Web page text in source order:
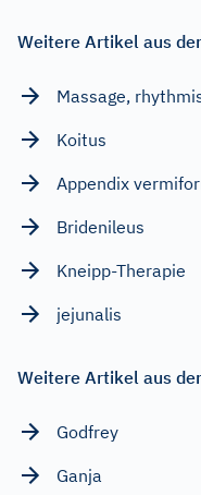
Weitere Artikel aus
Massage,
Koitus
Appendix
Bridenileus
Kneipp-Therapie
jejunalis
Weitere Artikel aus
Godfrey
Ganja